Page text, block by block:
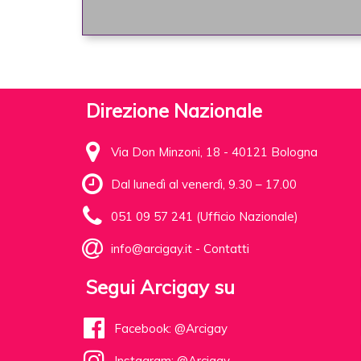
Direzione Nazionale
Via Don Minzoni, 18 - 40121 Bologna
Dal lunedì al venerdì, 9.30 – 17.00
051 09 57 241 (Ufficio Nazionale)
info@arcigay.it - Contatti
Segui Arcigay su
Facebook: @Arcigay